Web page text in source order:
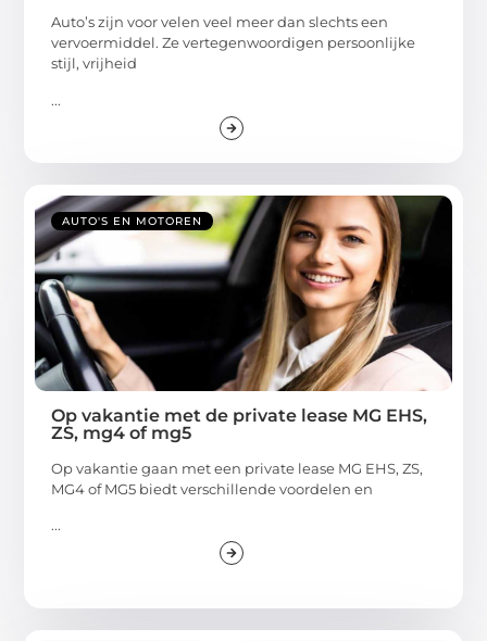
Auto’s zijn voor velen veel meer dan slechts een
vervoermiddel. Ze vertegenwoordigen persoonlijke
stijl, vrijheid
...
AUTO'S EN MOTOREN
Op vakantie met de private lease MG EHS,
ZS, mg4 of mg5
Op vakantie gaan met een private lease MG EHS, ZS,
MG4 of MG5 biedt verschillende voordelen en
...